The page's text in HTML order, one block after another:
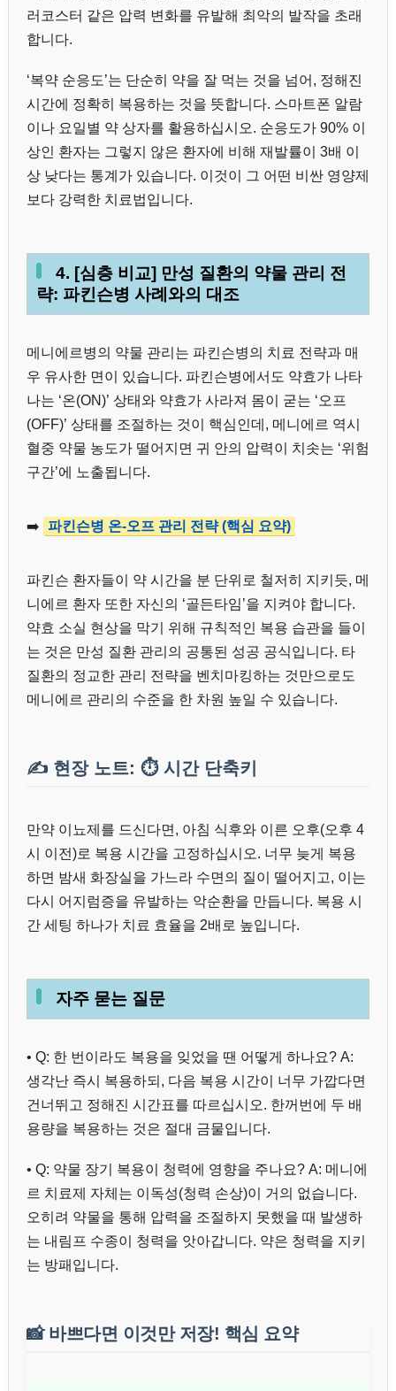
러코스터 같은 압력 변화를 유발해 최악의 발작을 초래
합니다.
‘복약 순응도’는 단순히 약을 잘 먹는 것을 넘어, 정해진
시간에 정확히 복용하는 것을 뜻합니다. 스마트폰 알람
이나 요일별 약 상자를 활용하십시오. 순응도가 90% 이
상인 환자는 그렇지 않은 환자에 비해 재발률이 3배 이
상 낮다는 통계가 있습니다. 이것이 그 어떤 비싼 영양제
보다 강력한 치료법입니다.
4. [심층 비교] 만성 질환의 약물 관리 전
략: 파킨슨병 사례와의 대조
메니에르병의 약물 관리는 파킨슨병의 치료 전략과 매
우 유사한 면이 있습니다. 파킨슨병에서도 약효가 나타
나는 ‘온(ON)’ 상태와 약효가 사라져 몸이 굳는 ‘오프
(OFF)’ 상태를 조절하는 것이 핵심인데, 메니에르 역시
혈중 약물 농도가 떨어지면 귀 안의 압력이 치솟는 ‘위험
구간’에 노출됩니다.
➡️ 파킨슨병 온-오프 관리 전략 (핵심 요약)
파킨슨 환자들이 약 시간을 분 단위로 철저히 지키듯, 메
니에르 환자 또한 자신의 ‘골든타임’을 지켜야 합니다.
약효 소실 현상을 막기 위해 규칙적인 복용 습관을 들이
는 것은 만성 질환 관리의 공통된 성공 공식입니다. 타
질환의 정교한 관리 전략을 벤치마킹하는 것만으로도
메니에르 관리의 수준을 한 차원 높일 수 있습니다.
✍️ 현장 노트: ⏱️ 시간 단축키
만약 이뇨제를 드신다면, 아침 식후와 이른 오후(오후 4
시 이전)로 복용 시간을 고정하십시오. 너무 늦게 복용
하면 밤새 화장실을 가느라 수면의 질이 떨어지고, 이는
다시 어지럼증을 유발하는 악순환을 만듭니다. 복용 시
간 세팅 하나가 치료 효율을 2배로 높입니다.
자주 묻는 질문
• Q: 한 번이라도 복용을 잊었을 땐 어떻게 하나요? A:
생각난 즉시 복용하되, 다음 복용 시간이 너무 가깝다면
건너뛰고 정해진 시간표를 따르십시오. 한꺼번에 두 배
용량을 복용하는 것은 절대 금물입니다.
• Q: 약물 장기 복용이 청력에 영향을 주나요? A: 메니에
르 치료제 자체는 이독성(청력 손상)이 거의 없습니다.
오히려 약물을 통해 압력을 조절하지 못했을 때 발생하
는 내림프 수종이 청력을 앗아갑니다. 약은 청력을 지키
는 방패입니다.
📸 바쁘다면 이것만 저장! 핵심 요약